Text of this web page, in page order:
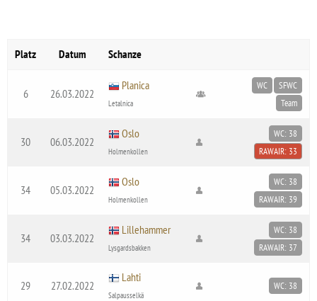
Platz Datum Schanze
6 26.03.2022
Planica
Letalnica
WC
SFWC
Team
30 06.03.2022
Oslo
Holmenkollen
WC: 38
RAWAIR: 33
34 05.03.2022
Oslo
Holmenkollen
WC: 38
RAWAIR: 39
34 03.03.2022
Lillehammer
Lysgardsbakken
WC: 38
RAWAIR: 37
29 27.02.2022
Lahti
Salpausselkä
WC: 38